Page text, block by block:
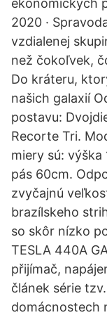
ekonomických
2020 ·
vzdialenej
než čokoľvek,
Do kráteru,
našich galaxií
postavu:
Recorte Tri.
miery sú:
pás 60cm.
zvyčajnú
brazílskeho
so skôr nízko
TESLA 440A
přijímač,
článek série
domácnostech